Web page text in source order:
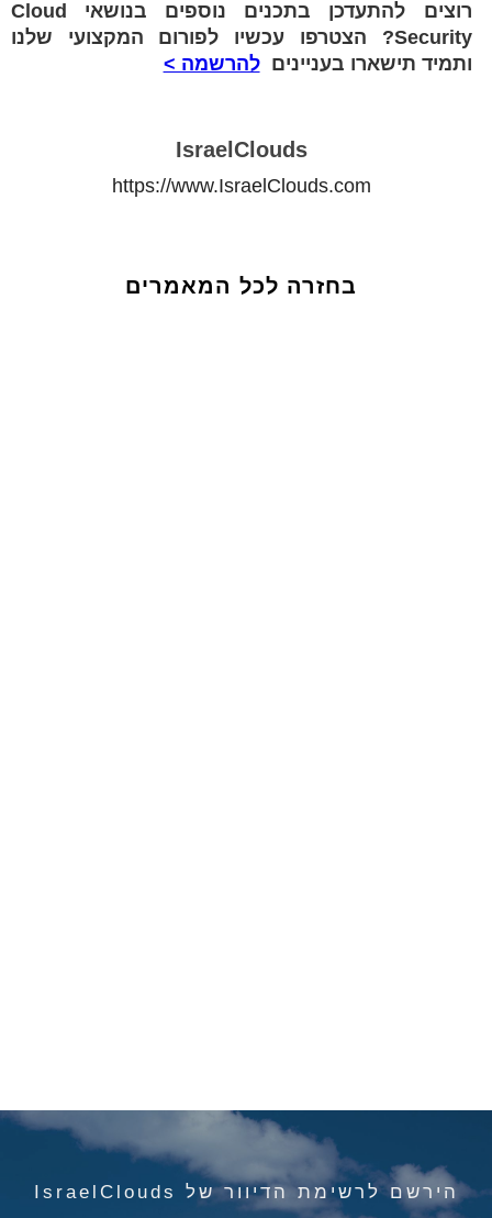
רוצים להתעדכן בתכנים נוספים בנושאי Cloud
Security? הצטרפו עכשיו לפורום המקצועי שלנו
ותמיד תישארו בענייניםלהרשמה >
IsraelClouds
https://www.IsraelClouds.com
בחזרה לכל המאמרים
הירשם לרשימת הדיוור של IsraelClouds